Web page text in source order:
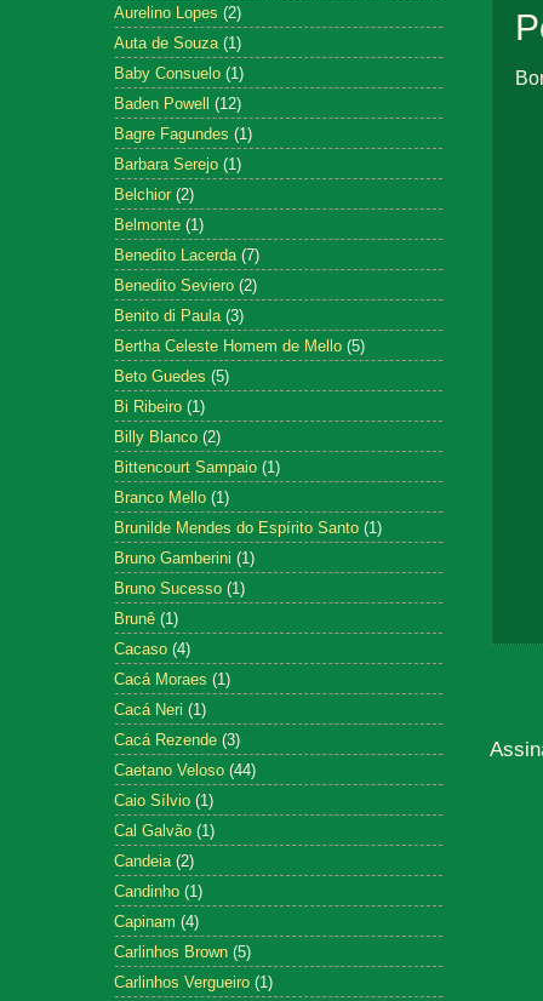
Aurelino Lopes (2)
Auta de Souza (1)
Baby Consuelo (1)
Baden Powell (12)
Bagre Fagundes (1)
Barbara Serejo (1)
Belchior (2)
Belmonte (1)
Benedito Lacerda (7)
Benedito Seviero (2)
Benito di Paula (3)
Bertha Celeste Homem de Mello (5)
Beto Guedes (5)
Bi Ribeiro (1)
Billy Blanco (2)
Bittencourt Sampaio (1)
Branco Mello (1)
Brunilde Mendes do Espírito Santo (1)
Bruno Gamberini (1)
Bruno Sucesso (1)
Brunê (1)
Cacaso (4)
Cacá Moraes (1)
Cacá Neri (1)
Cacá Rezende (3)
Caetano Veloso (44)
Caio Sílvio (1)
Cal Galvão (1)
Candeia (2)
Candinho (1)
Capinam (4)
Carlinhos Brown (5)
Carlinhos Vergueiro (1)